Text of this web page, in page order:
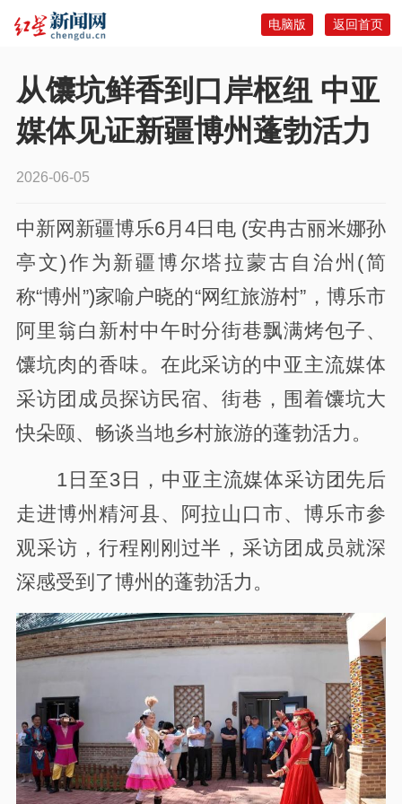
返回首页
电脑版
从馕坑鲜香到口岸枢纽 中亚
媒体见证新疆博州蓬勃活力
2026-06-05
中新网新疆博乐6月4日电 (安冉古丽米娜孙
亭文)作为新疆博尔塔拉蒙古自治州(简
称“博州”)家喻户晓的“网红旅游村”，博乐市
阿里翁白新村中午时分街巷飘满烤包子、
馕坑肉的香味。在此采访的中亚主流媒体
采访团成员探访民宿、街巷，围着馕坑大
快朵颐、畅谈当地乡村旅游的蓬勃活力。
1日至3日，中亚主流媒体采访团先后
走进博州精河县、阿拉山口市、博乐市参
观采访，行程刚刚过半，采访团成员就深
深感受到了博州的蓬勃活力。